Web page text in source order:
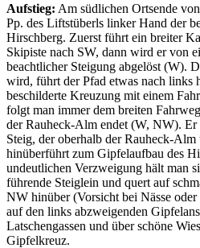
Aufstieg: Am südlichen Ortsende
Pp. des Liftstüberls linker Hand der
Hirschberg. Zuerst führt ein breiter
Skipiste nach SW, dann wird er von
beachtlicher Steigung abgelöst (W).
wird, führt der Pfad etwas nach links
beschilderte Kreuzung mit einem
folgt man immer dem breiten
der Rauheck-Alm endet (W, NW).
Steig, der oberhalb der Rauheck-Alm
hinüberführt zum Gipfelaufbau des
undeutlichen Verzweigung hält man
führende Steiglein und quert auf
NW hinüber (Vorsicht bei Nässe
auf den links abzweigenden
Latschengassen und über schöne
Gipfelkreuz.